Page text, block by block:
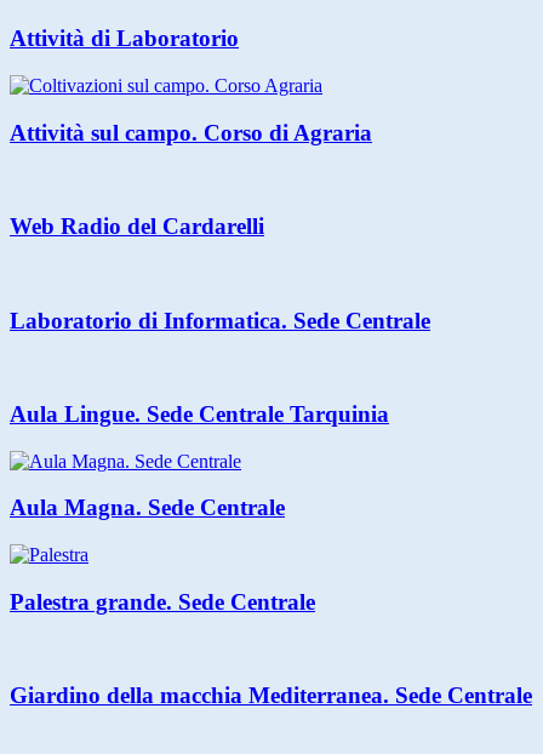
Attività di Laboratorio
Attività sul campo. Corso di Agraria
Web Radio del Cardarelli
Laboratorio di Informatica. Sede Centrale
Aula Lingue. Sede Centrale Tarquinia
Aula Magna. Sede Centrale
Palestra grande. Sede Centrale
Giardino della macchia Mediterranea. Sede Centrale